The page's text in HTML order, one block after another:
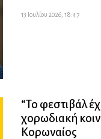
13 Ιουλίου 2026, 18:47
“Το φεστιβάλ
χορωδιακή
Κορωναίος